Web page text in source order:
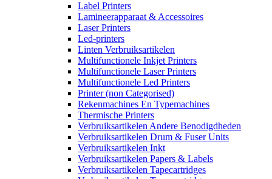
Label Printers
Lamineerapparaat & Accessoires
Laser Printers
Led-printers
Linten Verbruiksartikelen
Multifunctionele Inkjet Printers
Multifunctionele Laser Printers
Multifunctionele Led Printers
Printer (non Categorised)
Rekenmachines En Typemachines
Thermische Printers
Verbruiksartikelen Andere Benodigdheden
Verbruiksartikelen Drum & Fuser Units
Verbruiksartikelen Inkt
Verbruiksartikelen Papers & Labels
Verbruiksartikelen Tapecartridges